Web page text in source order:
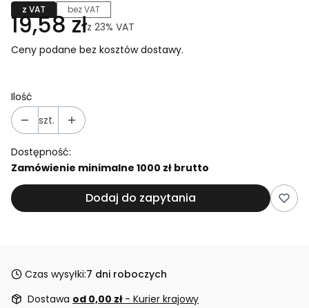
z VAT bez VAT
19,58 złz 23% VAT
Ceny podane bez kosztów dostawy.
Ilość
szt.
Dostępność:
Zamówienie minimalne 1000 zł brutto
Dodaj do zapytania
Czas wysyłki:7 dni roboczych
Dostawa od 0,00 zł - Kurier krajowy